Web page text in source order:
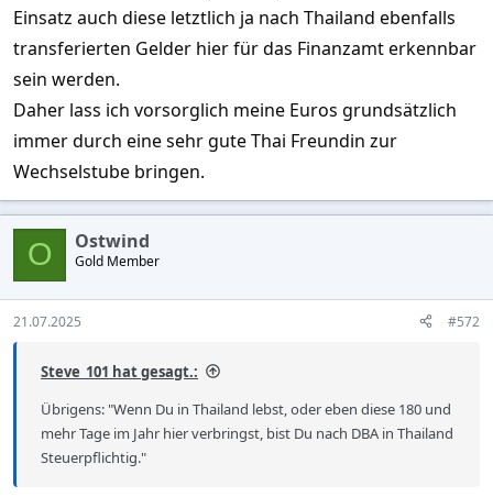
Einsatz auch diese letztlich ja nach Thailand ebenfalls
transferierten Gelder hier für das Finanzamt erkennbar
sein werden.
Daher lass ich vorsorglich meine Euros grundsätzlich
immer durch eine sehr gute Thai Freundin zur
Wechselstube bringen.
O Ostwind
Gold Member
21.07.2025 #572
Steve_101 hat gesagt.:
Übrigens: "Wenn Du in Thailand lebst, oder eben diese 180 und
mehr Tage im Jahr hier verbringst, bist Du nach DBA in Thailand
Steuerpflichtig."